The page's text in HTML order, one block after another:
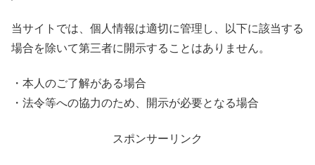
当サイトでは、個人情報は適切に管理し、以下に該当する
場合を除いて第三者に開示することはありません。
・本人のご了解がある場合
・法令等への協力のため、開示が必要となる場合
スポンサーリンク